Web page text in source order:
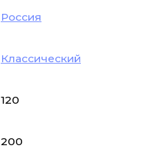
Россия
Классический
120
200